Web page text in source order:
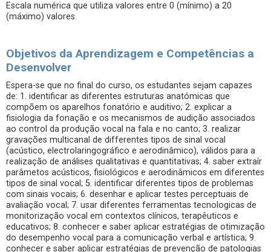
Escala numérica que utiliza valores entre 0 (mínimo) a 20
(máximo) valores.
Objetivos da Aprendizagem e Competências a
Desenvolver
Espera-se que no final do curso, os estudantes sejam capazes
de: 1. identificar as diferentes estruturas anatómicas que
compõem os aparelhos fonatório e auditivo; 2. explicar a
fisiologia da fonação e os mecanismos de audição associados
ao control da produção vocal na fala e no canto; 3. realizar
gravações multicanal de differentes tipos de sinal vocal
(acústico, electrolaringográfico e aerodinâmico), válidos para a
realização de análises qualitativas e quantitativas; 4. saber extraír
parâmetos acústicos, fisiológicos e aerodinâmicos em diferentes
tipos de sinal vocal; 5. identificar diferentes tipos de problemas
com sinais vocais; 6. desenhar e aplicar testes perceptuais de
avaliação vocal; 7. usar diferentes ferramentas tecnologicas de
monitorização vocal em contextos clínicos, terapêuticos e
educativos; 8. conhecer e saber aplicar estratégias de otimização
do desempenho vocal para a comunicação verbal e artística; 9.
conhecer e saber aplicar estratégias de prevenção de patologias